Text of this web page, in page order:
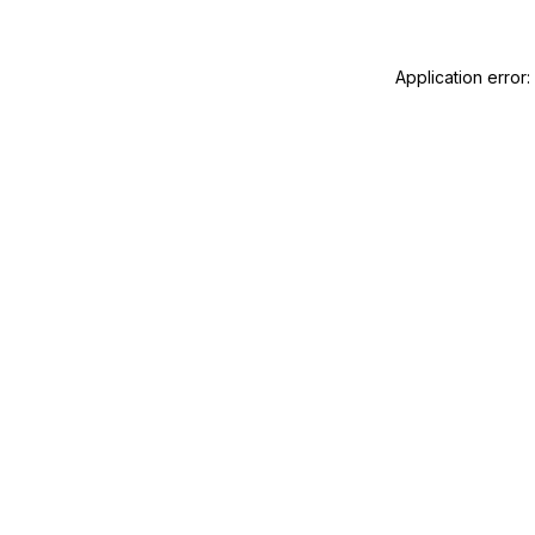
Application